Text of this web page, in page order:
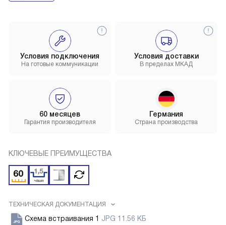
Условия доставки
В пределах МКАД
60 месяцев
Гарантия производителя
Условия подключения
На готовые коммуникации
Германия
Страна производства
КЛЮЧЕВЫЕ ПРЕИМУЩЕСТВА
ТЕХНИЧЕСКАЯ ДОКУМЕНТАЦИЯ
Схема встраивания 1 JPG 11.56 КБ